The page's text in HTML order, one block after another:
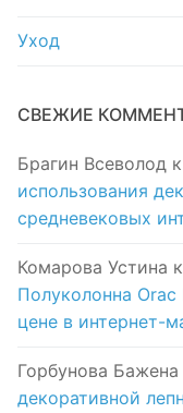
Уход
СВЕЖИЕ
Брагин Всеволод
использования
средневековых
Комарова Устина
Полуколонна
цене в интернет-
Горбунова Бажена
декоративной